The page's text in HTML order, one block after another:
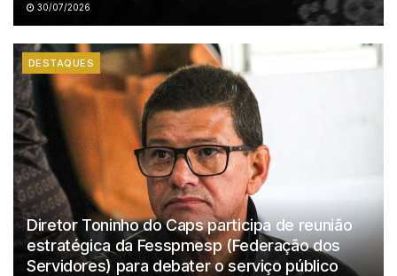
30/07/2026
DESTAQUES
Diretor Toninho do Caps participa de reunião
estratégica da Fesspmesp (Federação dos
Servidores) para debater o serviço público